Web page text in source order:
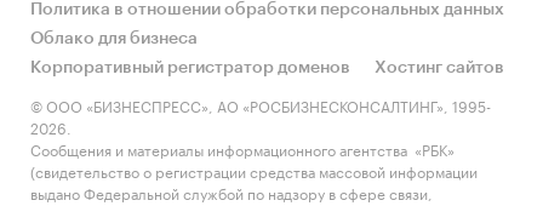
Политика в отношении обработки персональных данных
Облако для бизнеса
Корпоративный регистратор доменов
Хостинг сайтов
© ООО «БИЗНЕСПРЕСС», АО «РОСБИЗНЕСКОНСАЛТИНГ», 1995-
2026.
Сообщения и материалы информационного агентства «РБК»
(свидетельство о регистрации средства массовой информации
выдано Федеральной службой по надзору в сфере связи,